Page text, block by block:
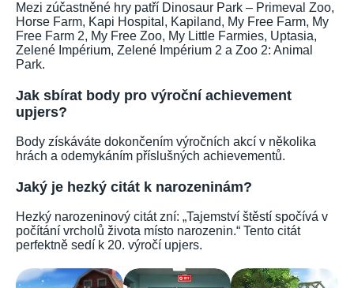
Mezi zúčastněné hry patří Dinosaur Park – Primeval Zoo,
Horse Farm, Kapi Hospital, Kapiland, My Free Farm, My
Free Farm 2, My Free Zoo, My Little Farmies, Uptasia,
Zelené Impérium, Zelené Impérium 2 a Zoo 2: Animal
Park.
Jak sbírat body pro výroční achievement
upjers?
Body získáváte dokončením výročních akcí v několika
hrách a odemykáním příslušných achievementů.
Jaký je hezký citát k narozeninám?
Hezký narozeninový citát zní: „Tajemství štěstí spočívá v
počítání vrcholů života místo narozenin.“ Tento citát
perfektně sedí k 20. výročí upjers.